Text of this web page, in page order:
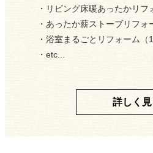
2021/12/07
12月は彦根でPayPay！
2021/09/04
・リビング床暖あったかリフ
・あったか薪ストーブリフォ
・浴室まるごとリフォーム（1
・etc...
詳しく見